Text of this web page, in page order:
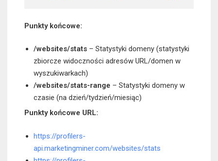
Punkty końcowe:
/websites/stats– Statystyki domeny (statystyki
zbiorcze widoczności adresów URL/domen w
wyszukiwarkach)
/websites/stats-range – Statystyki domeny w
czasie (na dzień/tydzień/miesiąc)
Punkty końcowe URL:
https://profilers-
api.marketingminer.com/websites/stats